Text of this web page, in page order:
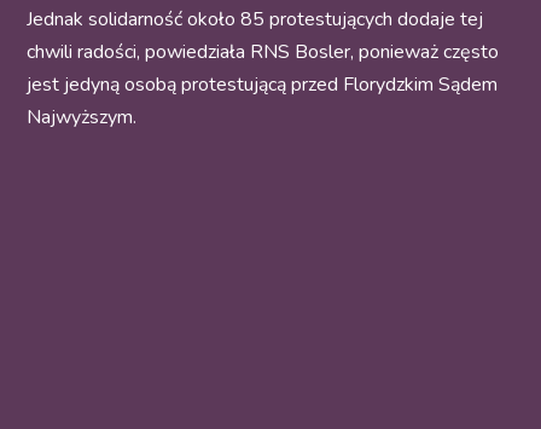
Jednak solidarność około 85 protestujących dodaje tej
chwili radości, powiedziała RNS Bosler, ponieważ często
jest jedyną osobą protestującą przed Florydzkim Sądem
Najwyższym.